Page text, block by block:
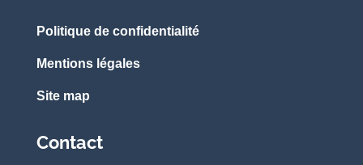
Politique de confidentialité
Mentions légales
Site map
Contact